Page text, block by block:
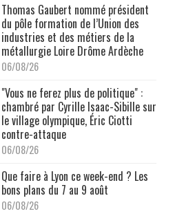
Thomas Gaubert nommé président
du pôle formation de l’Union des
industries et des métiers de la
métallurgie Loire Drôme Ardèche
06/08/26
"Vous ne ferez plus de politique" :
chambré par Cyrille Isaac-Sibille sur
le village olympique, Éric Ciotti
contre-attaque
06/08/26
Que faire à Lyon ce week-end ? Les
bons plans du 7 au 9 août
06/08/26